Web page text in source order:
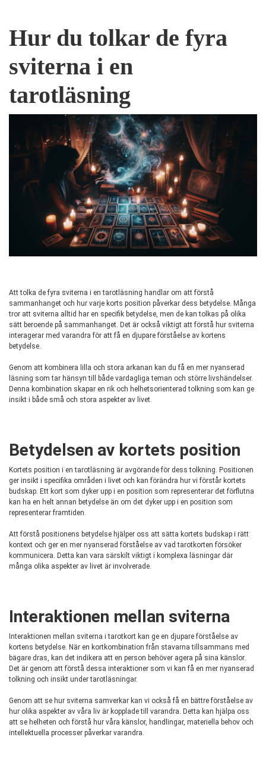
Hur du tolkar de fyra
sviterna i en
tarotläsning
Att tolka de fyra sviterna i en tarotläsning handlar om att förstå
sammanhanget och hur varje korts position påverkar dess betydelse. Många
tror att sviterna alltid har en specifik betydelse, men de kan tolkas på olika
sätt beroende på sammanhanget. Det är också viktigt att förstå hur sviterna
interagerar med varandra för att få en djupare förståelse av kortens
betydelse.
Genom att kombinera lilla och stora arkanan kan du få en mer nyanserad
läsning som tar hänsyn till både vardagliga teman och större livshändelser.
Denna kombination skapar en rik och helhetsorienterad tolkning som kan ge
insikt i både små och stora aspekter av livet.
Betydelsen av kortets position
Kortets position i en tarotläsning är avgörande för dess tolkning. Positionen
ger insikt i specifika områden i livet och kan förändra hur vi förstår kortets
budskap. Ett kort som dyker upp i en position som representerar det förflutna
kan ha en helt annan betydelse än om det dyker upp i en position som
representerar framtiden.
Att förstå positionens betydelse hjälper oss att sätta kortets budskap i rätt
kontext och ger en mer nyanserad förståelse av vad tarotkorten försöker
kommunicera. Detta kan vara särskilt viktigt i komplexa läsningar där
många olika aspekter av livet är involverade.
Interaktionen mellan sviterna
Interaktionen mellan sviterna i tarotkort kan ge en djupare förståelse av
kortens betydelse. När en kortkombination från stavarna tillsammans med
bägare dras, kan det indikera att en person behöver agera på sina känslor.
Det är genom att förstå dessa interaktioner som vi kan få en mer nyanserad
tolkning och insikt under tarotläsningar.
Genom att se hur sviterna samverkar kan vi också få en bättre förståelse av
hur olika aspekter av våra liv är kopplade till varandra. Detta kan hjälpa oss
att se helheten och förstå hur våra känslor, handlingar, materiella behov och
intellektuella processer påverkar varandra.